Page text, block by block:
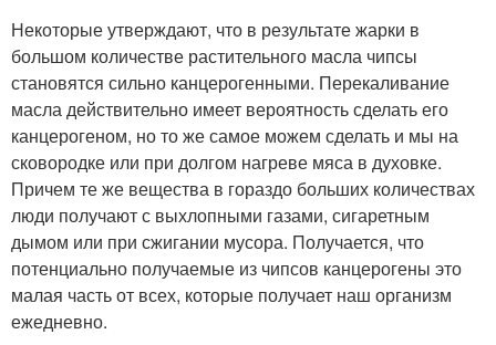
Некоторые утверждают, что в результате жарки в
большом количестве растительного масла чипсы
становятся сильно канцерогенными. Перекаливание
масла действительно имеет вероятность сделать его
канцерогеном, но то же самое можем сделать и мы на
сковородке или при долгом нагреве мяса в духовке.
Причем те же вещества в гораздо больших количествах
люди получают с выхлопными газами, сигаретным
дымом или при сжигании мусора. Получается, что
потенциально получаемые из чипсов канцерогены это
малая часть от всех, которые получает наш организм
ежедневно.